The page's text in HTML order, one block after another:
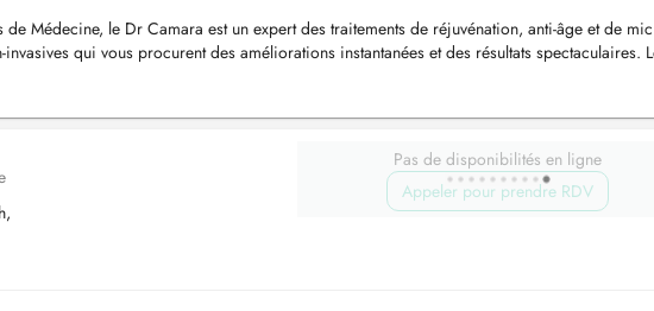
Médecine, le Dr Camara est un expert des traitements de réjuvénation, anti-âge et de
qui vous procurent des améliorations instantanées et des résultats spectaculaires.
de soins sur mesure...
Pas de disponibilités en ligne
Appeler pour prendre RDV